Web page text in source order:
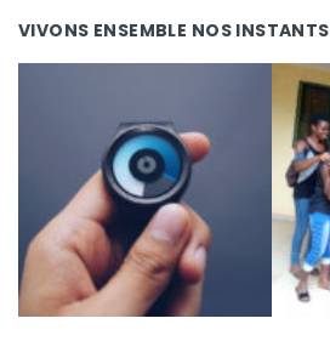
VIVONS ENSEMBLE NOS INSTANTS